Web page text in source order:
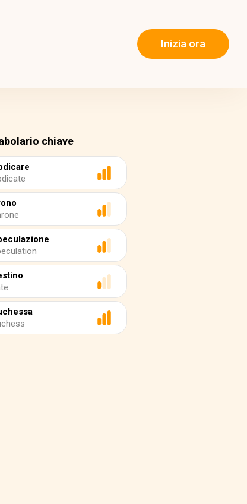
Inizia ora
chiave